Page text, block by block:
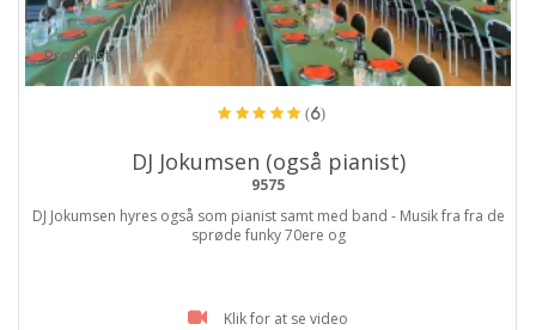
ProArtist
(6)
DJ Jokumsen (også pianist)
9575
DJ Jokumsen hyres også som pianist samt med band - Musik fra fra de
sprøde funky 70ere og
Klik for at se video